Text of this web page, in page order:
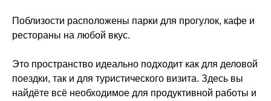
Поблизости расположены парки для прогулок, кафе и
рестораны на любой вкус.
Это пространство идеально подходит как для деловой
поездки, так и для туристического визита. Здесь вы
найдёте всё необходимое для продуктивной работы и